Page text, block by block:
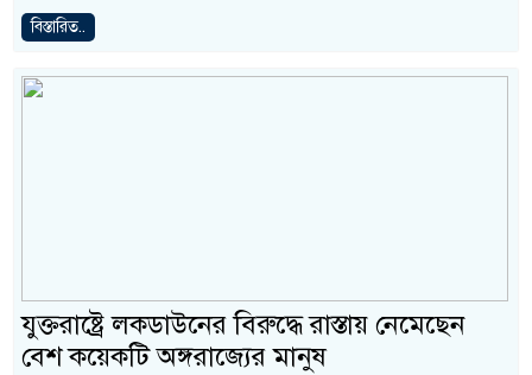
বিস্তারিত..
যুক্তরাষ্ট্রে লকডাউনের বিরুদ্ধে রাস্তায় নেমেছেন
বেশ কয়েকটি অঙ্গরাজ্যের মানুষ